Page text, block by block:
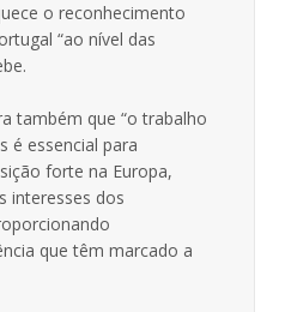
o reconhecimento
“ao nível das
também que “o trabalho
é essencial para
forte na Europa,
interesses dos
que têm marcado a